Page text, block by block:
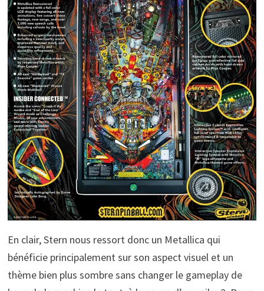
En clair, Stern nous ressort donc un Metallica qui
bénéficie principalement sur son aspect visuel et un
thème bien plus sombre sans changer le gameplay de